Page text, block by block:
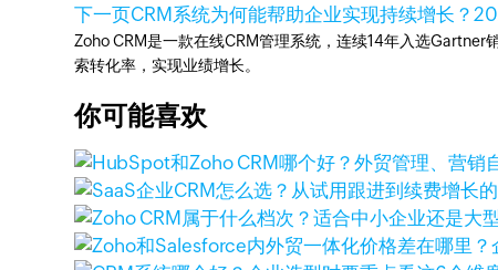
下一页CRM系统为何能帮助企业实现持续增长？
Zoho CRM是一款在线CRM管理系统，连续14年入选
索转化率，实现业绩增长。
你可能喜欢